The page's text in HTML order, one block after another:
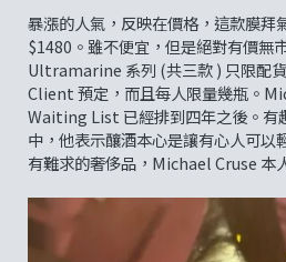
暴漲的人氣，反映在價格，這款膜拜
$1480。雖不便宜，但是絕對有價無
Ultramarine 系列 (共三款 ) 只限配
Client 預定，而且每人限量幾瓶。
Waiting List 已經排到四年之後。有
中，他表示釀酒本心是讓有心人可以
有難求的奢侈品，Michael Cruse 本